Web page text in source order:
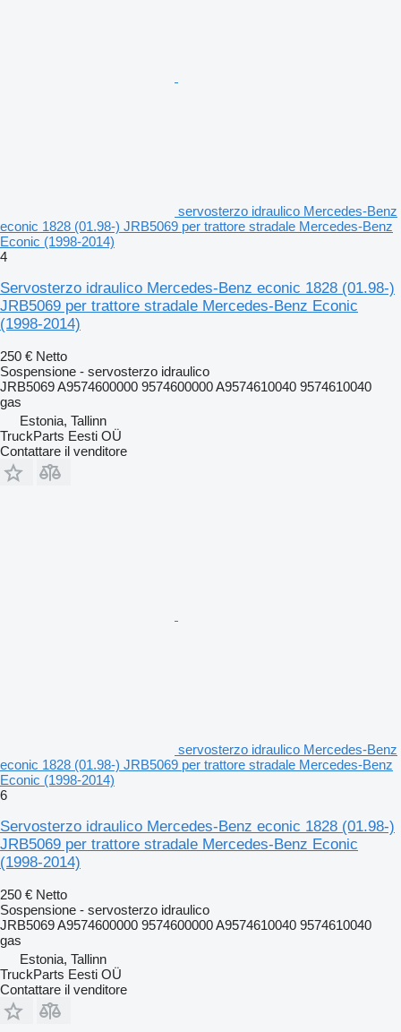
servosterzo idraulico Mercedes-Benz
econic 1828 (01.98-) JRB5069 per trattore stradale Mercedes-Benz
Econic (1998-2014)
4
Servosterzo idraulico Mercedes-Benz econic 1828 (01.98-)
JRB5069 per trattore stradale Mercedes-Benz Econic
(1998-2014)
250 € Netto
Sospensione - servosterzo idraulico
JRB5069 A9574600000 9574600000 A9574610040 9574610040
gas
Estonia, Tallinn
TruckParts Eesti OÜ
Contattare il venditore
servosterzo idraulico Mercedes-Benz
econic 1828 (01.98-) JRB5069 per trattore stradale Mercedes-Benz
Econic (1998-2014)
6
Servosterzo idraulico Mercedes-Benz econic 1828 (01.98-)
JRB5069 per trattore stradale Mercedes-Benz Econic
(1998-2014)
250 € Netto
Sospensione - servosterzo idraulico
JRB5069 A9574600000 9574600000 A9574610040 9574610040
gas
Estonia, Tallinn
TruckParts Eesti OÜ
Contattare il venditore